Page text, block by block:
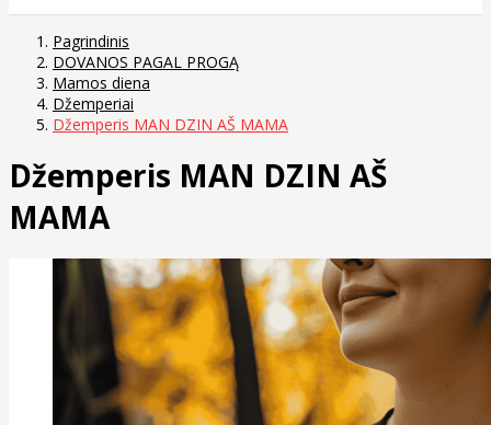
Pagrindinis
DOVANOS PAGAL PROGĄ
Mamos diena
Džemperiai
Džemperis MAN DZIN AŠ MAMA
Džemperis MAN DZIN AŠ
MAMA